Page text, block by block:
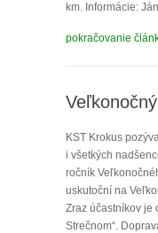
km. Informácie:
pokračovanie
KST Krokus
i všetkých
ročník
uskutoční na
Zraz účastníkov je
Strečnom“.